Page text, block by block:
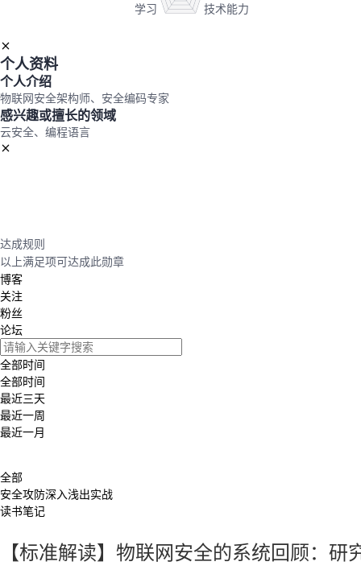
者
学
课
的
证
我
实
验
的
收
藏
支
持
术
持
云
建
议
个人资料
个人介绍
物联网安全架构师、安全编码专家
感兴趣或擅长的领域
云安全、编程语言
达成规则
以上满足项可达成此勋章
博客
关注
粉丝
论坛
全部时间
全部时间
最近三天
最近一周
最近一月
全部
安全攻防深入浅出实战
读书笔记
【标准解读】物联网安全的系统回顾：